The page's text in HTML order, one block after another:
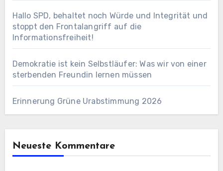
Hallo SPD, behaltet noch Würde und Integrität und
stoppt den Frontalangriff auf die
Informationsfreiheit!
Demokratie ist kein Selbstläufer: Was wir von einer
sterbenden Freundin lernen müssen
Erinnerung Grüne Urabstimmung 2026
Neueste Kommentare